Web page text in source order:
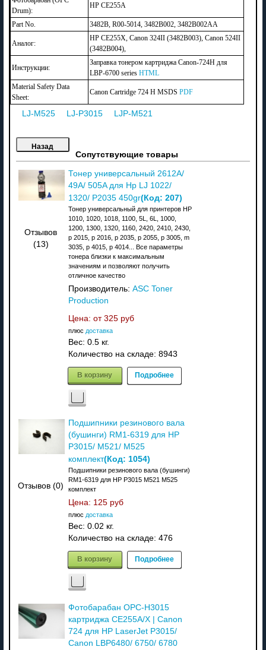
Drum):
HP CE255A
Part No. 3482B, R00-5014, 3482B002, 3482B002AA
Аналог:
HP CE255X, Canon 324II (3482B003), Canon 524II
(3482B004),
Инструкции:
Заправка тонером картриджа Canon-724H для
LBP-6700 series HTML
Material Safety Data
Sheet:
Canon Cartridge 724 H MSDS PDF
LJ-M525 LJ-P3015 LJP-M521
Сопутствующие товары
Отзывов
(13)
Тонер универсальный 2612A/
49A/ 505A для Hp LJ 1022/
1320/ P2035 450gr(Код: 207)
Тонер универсальный для принтеров HP
1010, 1020, 1018, 1100, 5L, 6L, 1000,
1200, 1300, 1320, 1160, 2420, 2410, 2430,
p 2015, p 2016, p 2035, p 2055, p 3005, m
3035, p 4015, p 4014... Все параметры
тонера близки к максимальным
значениям и позволяют получить
отличное качество
Производитель: ASC Toner
Production
Цена: от 325 руб
плюс доставка
Вес: 0.5 кг.
Количество на складе: 8943
В корзину Подробнее
Отзывов (0)
Подшипники резинового вала
(бушинги) RM1-6319 для HP
P3015/ M521/ M525
комплект(Код: 1054)
Подшипники резинового вала (бушинги)
RM1-6319 для HP P3015 M521 M525
комплект
Цена: 125 руб
плюс доставка
Вес: 0.02 кг.
Количество на складе: 476
В корзину Подробнее
Фотобарабан OPC-H3015
картриджа CE255A/X | Canon
724 для HP LaserJet P3015/
Canon LBP6480/ 6750/ 6780